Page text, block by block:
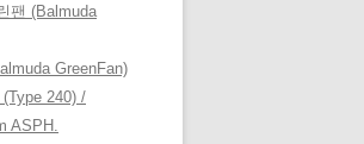
팬 (Balmuda
GreenFan)
240) /
ASPH.